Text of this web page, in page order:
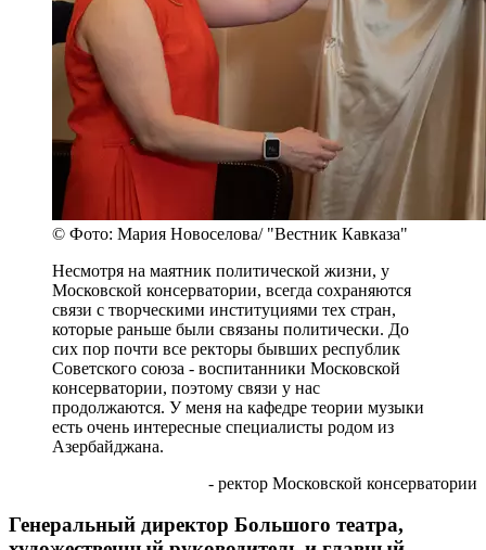
© Фото: Мария Новоселова/ "Вестник Кавказа"
Несмотря на маятник политической жизни, у
Московской консерватории, всегда сохраняются
связи с творческими институциями тех стран,
которые раньше были связаны политически. До
сих пор почти все ректоры бывших республик
Советского союза - воспитанники Московской
консерватории, поэтому связи у нас
продолжаются. У меня на кафедре теории музыки
есть очень интересные специалисты родом из
Азербайджана.
- ректор Московской консерватории
Генеральный директор Большого театра,